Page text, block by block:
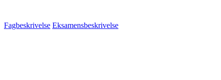
Fagbeskrivelse Eksamensbeskrivelse